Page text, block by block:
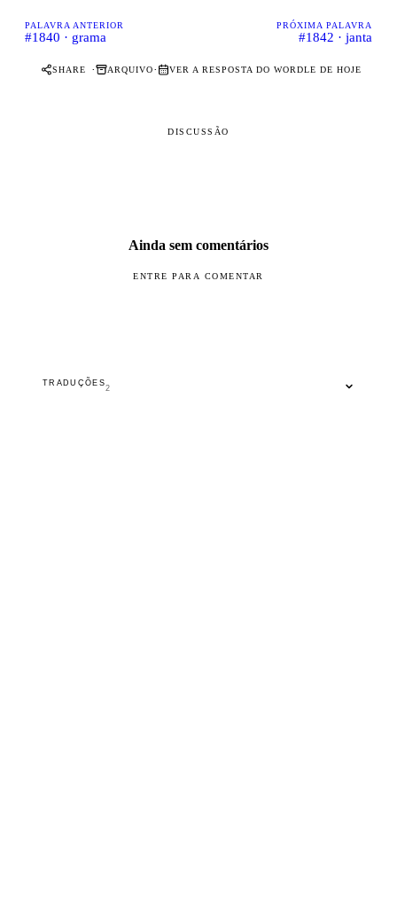
PALAVRA ANTERIOR
#1840 · grama
PRÓXIMA PALAVRA
#1842 · janta
SHARE · ARQUIVO· VER A RESPOSTA DO WORDLE DE HOJE
DISCUSSÃO
Ainda sem comentários
ENTRE PARA COMENTAR
TRADUÇÕES
2